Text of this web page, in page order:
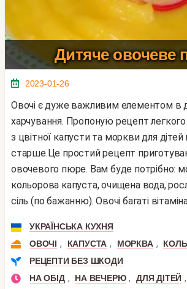
Дитяче овочеве
2023-01-26
Овочі є дуже важливим елементом в дитячому раціоні
харчування. Пропоную рецепт
з цвітної капусти та моркви для дітей
старше.Це простий рецепт
овочевого пюре. Вам буде потрібно:
кольорова капуста, очищена вода,
сіль (по бажанню). Овочі багаті
УКРАЇНСЬКА КУХНЯ
ОВОЧІ , КАПУСТА , МОРКВА ,
РЕЦЕПТИ БЕЗ ШКОДИ
НА ОБІД , НА ВЕЧЕРЮ , ДЛЯ ДІТЕЙ ,